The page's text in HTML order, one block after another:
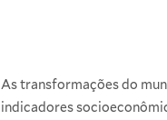
As transformações do
indicadores